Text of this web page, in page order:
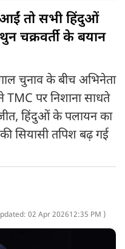
आईं तो सभी हिंदुओं
चक्रवर्ती के बयान
चुनाव के बीच अभिनेता
TMC पर निशाना साधते
हिंदुओं के पलायन का
सियासी तपिश बढ़ गई
02 Apr 202612:35 PM )